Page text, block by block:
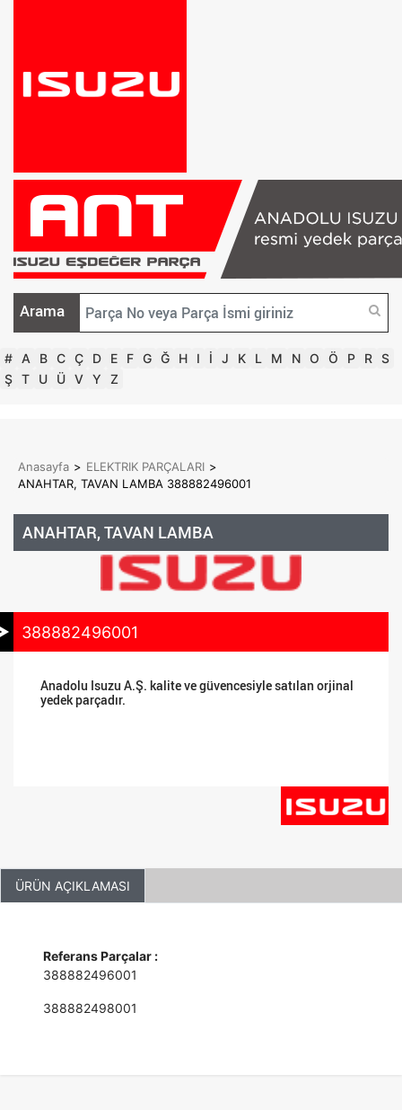
Arama
# A B C Ç D E F G Ğ H I İ J K L M N O Ö P R S
Ş T U Ü V Y Z
Anasayfa > ELEKTRIK PARÇALARI >
ANAHTAR, TAVAN LAMBA 388882496001
ANAHTAR, TAVAN LAMBA
388882496001
Anadolu Isuzu A.Ş. kalite ve güvencesiyle satılan orjinal
yedek parçadır.
ÜRÜN AÇIKLAMASI
Referans Parçalar :
388882496001
388882498001